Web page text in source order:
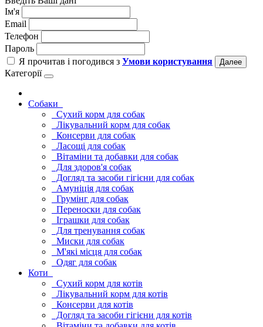
Ім'я
Email
Телефон
Пароль
Я прочитав і погодився з Умови користування Далее
Категорії
Cобаки
Сухий корм для собак
Лікувальний корм для собак
Консерви для собак
Ласощі для собак
Вітаміни та добавки для собак
Для здоров'я собак
Догляд та засоби гігієни для собак
Амуніція для собак
Грумінг для собак
Переноски для собак
Іграшки для собак
Для тренування собак
Миски для собак
М'які місця для собак
Одяг для собак
Коти
Сухий корм для котів
Лікувальний корм для котів
Консерви для котів
Догляд та засоби гігієни для котів